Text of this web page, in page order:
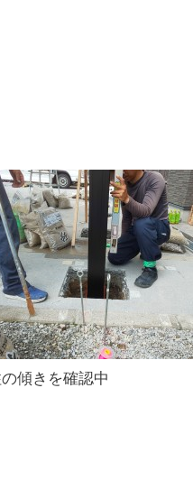
傾きを確認中